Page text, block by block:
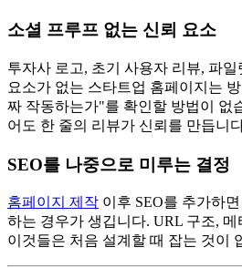
소셜 프루프 없는 신뢰 요소
투자사 로고, 초기 사용자 리뷰, 파
요소가 없는 스타트업 홈페이지는
짜 작동하는가"를 확인할 방법이 없
어도 한 줄의 리뷰가 신뢰를 만듭니
SEO를 나중으로 미루는 결정
홈페이지 제작 이후 SEO를 추가하
하는 경우가 생깁니다. URL 구조,
이것들은 처음 설계할 때 잡는 것이